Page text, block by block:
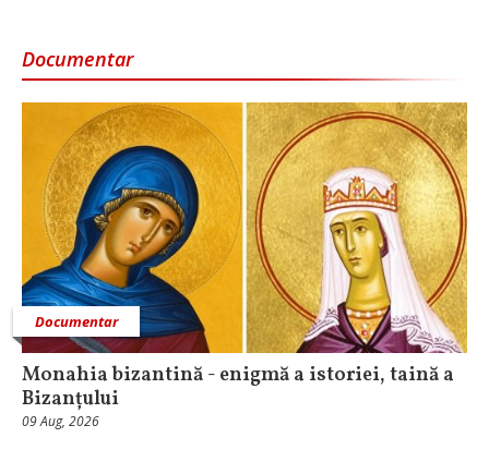
Documentar
Documentar
Monahia bizantină - enigmă a istoriei, taină a
Bizanțului
09 Aug, 2026